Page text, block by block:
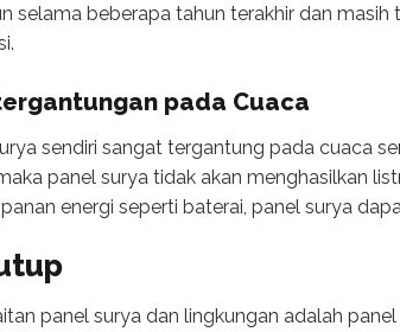
selama beberapa tahun terakhir dan
pada Cuaca
sendiri sangat tergantung pada cuaca
panel surya tidak akan menghasilkan
energi seperti baterai, panel surya
panel surya dan lingkungan adalah